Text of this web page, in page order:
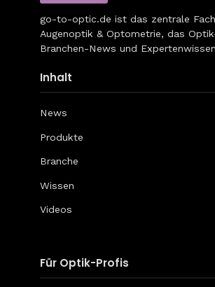
go-to-optic.de ist das zentrale
Augenoptik & Optometrie, das
Branchen-News und
Inhalt
News
Produkte
Branche
Wissen
Videos
Für Optik-Profis